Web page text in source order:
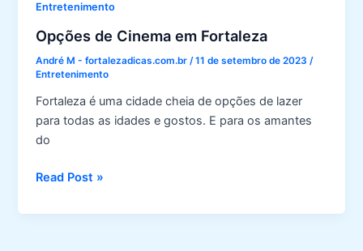
Entretenimento
Opções de Cinema em Fortaleza
André M - fortalezadicas.com.br/11 de setembro de 2023/
Entretenimento
Fortaleza é uma cidade cheia de opções de lazer
para todas as idades e gostos. E para os amantes
do
Opções
Cinema
Read Post »